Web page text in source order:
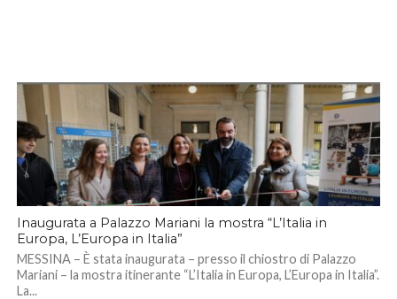
Inaugurata a Palazzo Mariani la mostra “L’Italia in
Europa, L’Europa in Italia”
MESSINA – È stata inaugurata – presso il chiostro di Palazzo
Mariani – la mostra itinerante “L’Italia in Europa, L’Europa in Italia”.
La...